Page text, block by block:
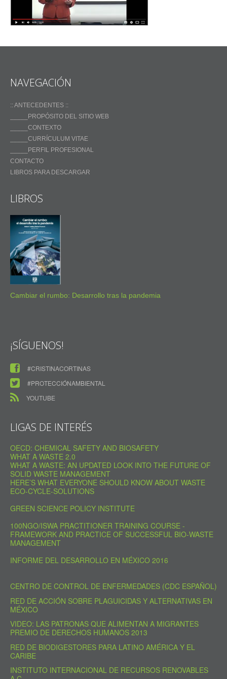
NAVEGACIÓN
:: ANTECEDENTES ::
_____PROPÓSITO DEL SITIO WEB
_____CONTEXTO
_____CURRÍCULUM VITAE
_____PERFIL PROFESIONAL
CONTACTO
LIBROS PARA DESCARGAR
LIBROS
Cambiar el rumbo: Desarrollo tras la pandemia
¡SÍGUENOS!
#CRISTINACORTINAS
#PROTECCIÓNAMBIENTAL
YOUTUBE
LIGAS DE INTERÉS
OECD: CHEMICAL SAFETY AND BIOSAFETY
WHAT A WASTE 2.0
WHAT A WASTE: AN UPDATED LOOK INTO THE FUTURE OF
SOLID WASTE MANAGEMENT
HERE’S WHAT EVERYONE SHOULD KNOW ABOUT WASTE
ECO-CYCLE-SOLUTIONS
GREEN SCIENCE POLICY INSTITUTE
100NGO/ISWA PRACTITIONER TRAINING COURSE -
FRAMEWORK AND PRACTICE OF SUCCESSFUL BIO-WASTE
MANAGEMENT
INFORME DEL DESARROLLO EN MÉXICO 2016
CENTRO DE CONTROL DE ENFERMEDADES (CDC ESPAÑOL)
RED DE ACCIÓN SOBRE PLAGUICIDAS Y ALTERNATIVAS EN
MÉXICO
VIDEO: LAS PATRONAS QUE ALIMENTAN A MIGRANTES
PREMIO DE DERECHOS HUMANOS 2013
RED DE BIODIGESTORES PARA LATINO AMÉRICA Y EL
CARIBE
INSTITUTO INTERNACIONAL DE RECURSOS RENOVABLES